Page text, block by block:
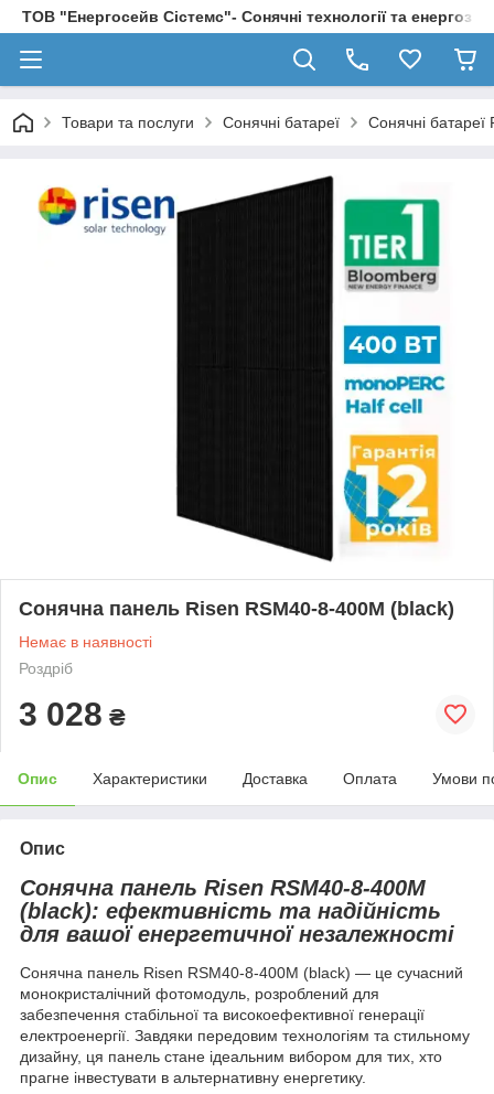
ТОВ "Енергосейв Сістемс"- Сонячні технології та
Товари та послуги Сонячні батареї Сонячні батареї
Сонячна панель Risen RSM40-8-400M (black)
Немає в наявності
Роздріб
3 028 ₴
Опис Характеристики Доставка Оплата Умови
Опис
Сонячна панель Risen RSM40-8-400M
(black): ефективність та надійність
для вашої енергетичної незалежності
Сонячна панель Risen RSM40-8-400M (black) — це сучасний
монокристалічний фотомодуль, розроблений для
забезпечення стабільної та високоефективної генерації
електроенергії. Завдяки передовим технологіям та стильному
дизайну, ця панель стане ідеальним вибором для тих, хто
прагне інвестувати в альтернативну енергетику.